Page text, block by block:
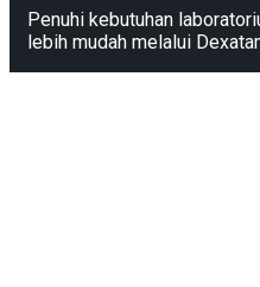
Penuhi kebutuhan
lebih mudah melalui